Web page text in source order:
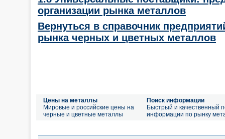
организации рынка металлов
Вернуться в справочник
рынка черных и цветных металлов
Цены на металлы
Мировые и российские цены на
черные и цветные металлы
Поиск информации
Быстрый и качественный
информации по рынку